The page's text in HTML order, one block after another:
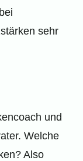
sehr
und
Welche
Also